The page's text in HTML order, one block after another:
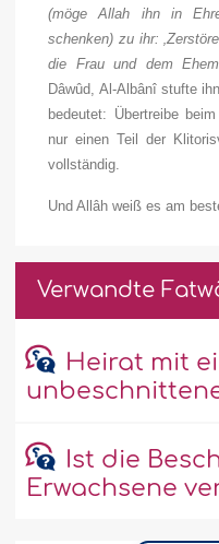
(möge Allah ihn in
schenken) zu ihr:
die Frau und dem
Dâwûd, Al-Albânîstufte
bedeutet: Übertreibe
nur einen Teil der
vollständig.
Und Allâh weiß es am
Verwandte
Heirat mit
Ist die
Erwachsene